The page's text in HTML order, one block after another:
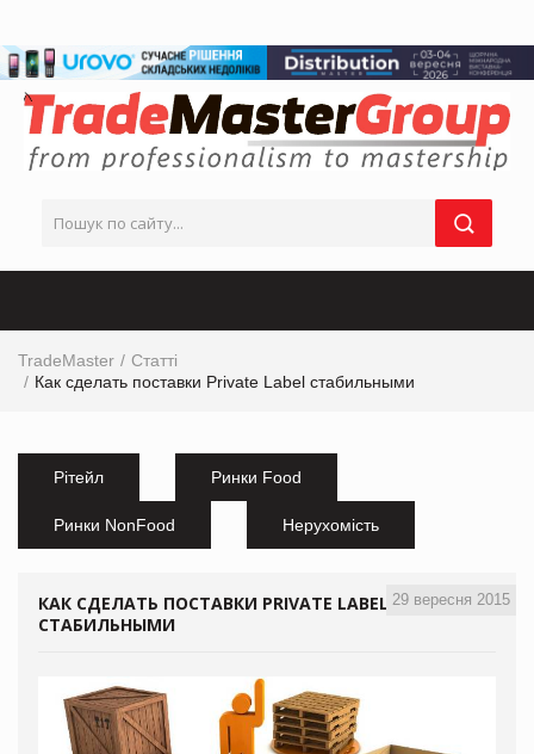
TradeMaster
Статті
Как сделать поставки Private Label стабильными
Рітейл Ринки Food
Ринки NonFood Нерухомість
29 вересня 2015
КАК СДЕЛАТЬ ПОСТАВКИ PRIVATE LABEL
СТАБИЛЬНЫМИ